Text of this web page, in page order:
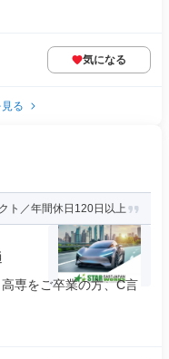
気になる
る
ト／年間休日120日以上
専をご卒業の方、C言